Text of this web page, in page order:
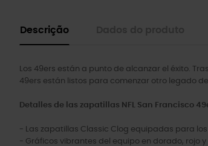
Descrição
Los 49ers están a punto de alcanzar el éxito.
49ers están listos para comenzar otro legado
Detalles de las zapatillas NFL San Francisco
- Las zapatillas Classic Clog equipadas para
- Gráficos vibrantes del equipo en dorado, rojo y